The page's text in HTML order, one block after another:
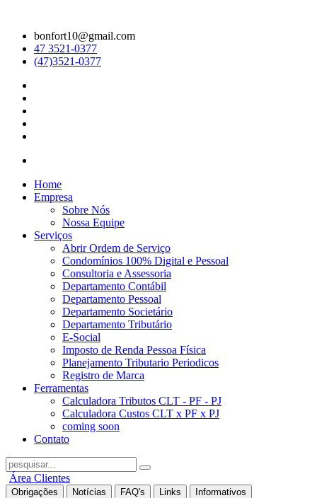
bonfort10@gmail.com
47 3521-0377
(47)3521-0377
Home
Empresa
Sobre Nós
Nossa Equipe
Serviços
Abrir Ordem de Serviço
Condomínios 100% Digital e Pessoal
Consultoria e Assessoria
Departamento Contábil
Departamento Pessoal
Departamento Societário
Departamento Tributário
E-Social
Imposto de Renda Pessoa Física
Planejamento Tributario Periodicos
Registro de Marca
Ferramentas
Calculadora Tributos CLT - PF - PJ
Calculadora Custos CLT x PF x PJ
coming soon
Contato
Área Clientes
Obrigações Notícias FAQ's Links
Informativos